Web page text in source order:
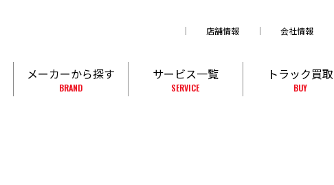
店舗情報 会社情報
メーカーから探す
BRAND
サービス一覧
SERVICE
トラック買取
BUY